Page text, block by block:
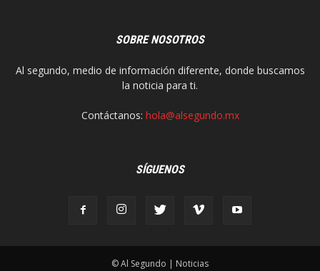
SOBRE NOSOTROS
Al segundo, medio de información diferente, donde buscamos
la noticia para ti.
Contáctanos: hola@alsegundo.mx
SÍGUENOS
© Al Segundo | Noticias